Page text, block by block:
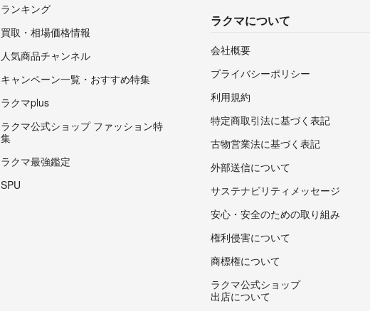
ランキング
買取・相場価格情報
人気商品チャンネル
キャンペーン一覧・おすすめ特集
ラクマplus
ラクマ公式ショップ ファッション特
集
ラクマ最強鑑定
SPU
ラクマについて
会社概要
プライバシーポリシー
利用規約
特定商取引法に基づく表記
古物営業法に基づく表記
外部送信について
サステナビリティメッセージ
安心・安全のための取り組み
権利侵害について
商標権について
ラクマ公式ショップ
出店について